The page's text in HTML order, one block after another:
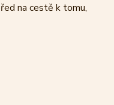
na cestě k tomu,